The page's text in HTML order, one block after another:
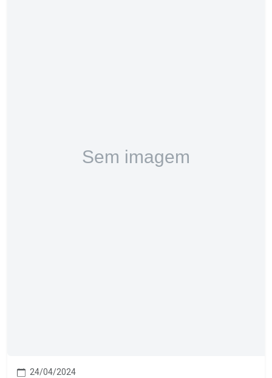
24/04/2024